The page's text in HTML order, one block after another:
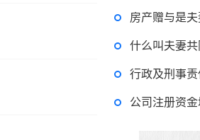
律
房产赠与是夫
什么叫夫妻共
行政及刑事责任交叉的
公司注册资金增资